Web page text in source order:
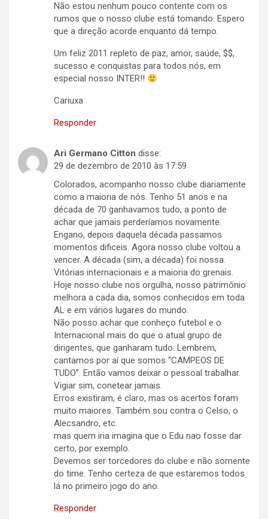
Não estou nenhum pouco contente com os
rumos que o nosso clube está tomando. Espero
que a direção acorde enquanto dá tempo.
Um feliz 2011 repleto de paz, amor, saúde, $$,
sucesso e conquistas para todos nós, em
especial nosso INTER!!
Cariuxa
Responder
Ari Germano Citton disse:
29 de dezembro de 2010 às 17:59
Colorados, acompanho nosso clube diariamente
como a maioria de nós. Tenho 51 anos e na
década de 70 ganhavamos tudo, a ponto de
achar que jamais perderíamos novamente.
Engano, depois daquela década passamos
momentos dificeis. Agora nosso clube voltou a
vencer. A década (sim, a década) foi nossa.
Vitórias internacionais e a maioria do grenais.
Hoje nosso clube nos orgulha, nosso patrimônio
melhora a cada dia, somos conhecidos em toda
AL e em vários lugares do mundo.
Não posso achar que conheço futebol e o
Internacional mais do que o atual grupo de
dirigentes, que ganharam tudo. Lembrem,
cantamos por aí que somos “CAMPEOS DE
TUDO”. Então vamos deixar o pessoal trabalhar.
Vigiar sim, conetear jamais.
Erros existiram, é claro, mas os acertos foram
muito maiores. Também sou contra o Celso, o
Alecsandro, etc.
mas quem iria imagina que o Edu nao fosse dar
certo, por exemplo.
Devemos ser torcedores do clube e não somente
do time. Tenho certeza de que estaremos todos
lá no primeiro jogo do ano.
Responder